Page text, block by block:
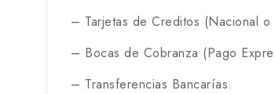
– Tarjetas de Creditos (Nacional o
– Bocas de Cobranza (Pago
– Transferencias Bancarías.